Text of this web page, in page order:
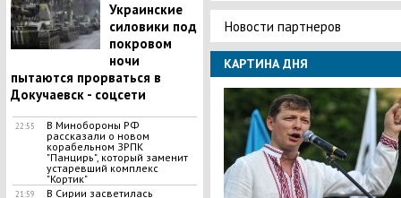
Украинские
силовики под
покровом
ночи
пытаются прорваться в
Докучаевск - соцсети
22:55
В Минобороны РФ
рассказали о новом
корабельном ЗРПК
"Панцирь", который заменит
устаревший комплекс
"Кортик"
21:59
В Сирии засветилась
Новости партнеров
КАРТИНА ДНЯ